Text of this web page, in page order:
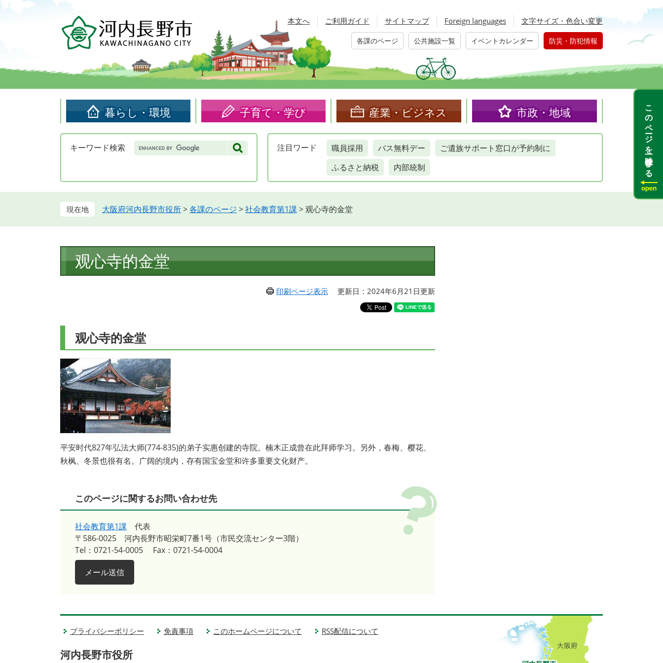
頭
す。
飛
し
本文へ ご利用ガイド サイトマップ Foreign languages 文字サイズ・色合い変更
各課のページ 公共施設一覧 イベントカレンダー 防災・防犯情報
暮らし・環境 子育て・学び 産業・ビジネス 市政・地域
キーワード検索 Google
カ
検
注目 ワード 職員採用 バス無料デー
ご遺族サポート窓口が予約制に
ふるさと納税
内部統制
大阪府河内長野市役所>各課のページ >社会教育第1課 >观心寺的金堂
文
观心寺的金堂
印刷ページ表示 更新日：2024年6月21日更新
观心寺的金堂
平安时代827年弘法大师(774-835)的弟子实惠创建的寺院。楠木正成曾在此拜师学习。另外，春梅、樱花、
秋枫、冬景也很有名。广阔的境内，存有国宝金堂和许多重要文化财产。
このページに関するお問い合わせ先
社会教育第1課
代表
〒586-0025
河内長野市昭栄町7番1号（市民交流センター3階）
Tel：0721-54-0005
Fax：0721-54-0004
メール送信
プライバシーポリシー 免責事項 このホームページについて RSS配信について
河内長野市役所
このページを一時保存する